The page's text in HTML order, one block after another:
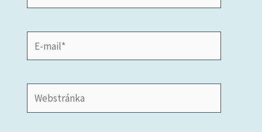
mail*
Webstránka